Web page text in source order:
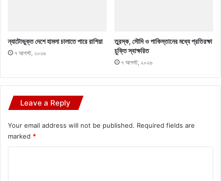
ন্যাটোভুক্ত দেশে হামলা চালাতে পারে রাশিয়া
৭ আগস্ট, ২০২৬
তুরস্ক, সৌদি ও পাকিস্তানের মধ্যে প্রতিরক্ষা
চুক্তি স্বাক্ষরিত
৭ আগস্ট, ২০২৬
Leave a Reply
Your email address will not be published. Required fields are
marked *